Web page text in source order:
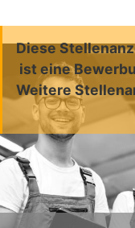
Diese
ist eine
Weitere